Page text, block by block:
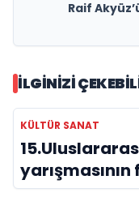
Raif
İLGINIZI
KÜLTÜR SANAT